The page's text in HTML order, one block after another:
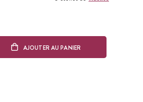
AJOUTER AU PANIER